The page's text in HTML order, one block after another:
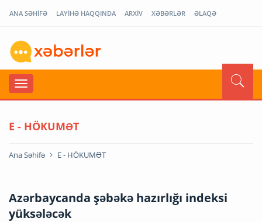
ANA SƏHİFƏ LAYİHƏ HAQQINDA ARXİV XƏBƏRLƏR ƏLAQƏ
E - HÖKUMƏT
Ana Səhifə E - HÖKUMƏT
Azərbaycanda şəbəkə hazırlığı indeksi
yüksələcək